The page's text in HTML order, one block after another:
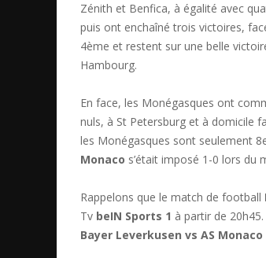
Zénith et Benfica, à égalité avec
puis ont enchaîné trois victoires,
4ème et restent sur une belle
Hambourg.
En face, les Monégasques ont
nuls, à St Petersburg et à domicile
les Monégasques sont seulement
Monaco s’était imposé 1-0 lors du
Rappelons que le match de football
Tv beIN Sports 1 à partir de
Bayer Leverkusen vs AS Monaco